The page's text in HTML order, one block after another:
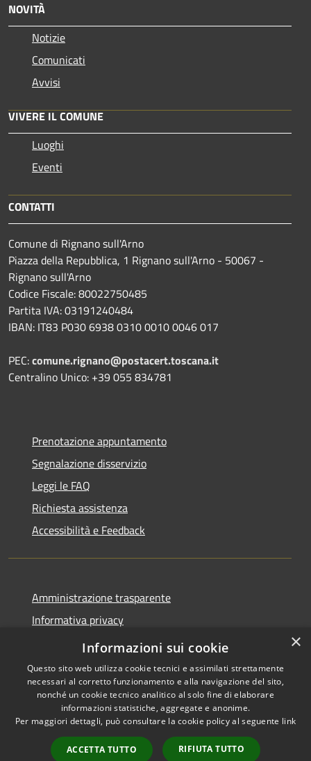
NOVITÀ
Notizie
Comunicati
Avvisi
VIVERE IL COMUNE
Luoghi
Eventi
CONTATTI
Comune di Rignano sull'Arno
Piazza della Repubblica, 1 Rignano sull'Arno - 50067 -
Rignano sull'Arno
Codice Fiscale: 80022750485
Partita IVA: 03191240484
IBAN: IT83 P030 6938 0310 0010 0046 017
PEC:comune.rignano@postacert.toscana.it
Centralino Unico: +39 055 834781
Prenotazione appuntamento
Segnalazione disservizio
Leggi le FAQ
Richiesta assistenza
Accessibilità e Feedback
Amministrazione trasparente
Informativa privacy
Accessibilità
IBAN, CCP, fatturazione
elettronica e altri codici
×
Informazioni sui cookie
Questo sito web utilizza cookie tecnici e assimilati strettamente
necessari al corretto funzionamento e alla navigazione del sito,
nonché un cookie tecnico analitico al solo fine di elaborare
informazioni statistiche, aggregate e anonime.
Per maggiori dettagli, può consultare la cookie policy al seguente link
ACCETTA TUTTO RIFIUTA TUTTO